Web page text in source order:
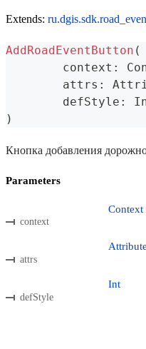
Extends:
AddRoadEventButton (
	context
:
	attrs
:
	defStyle
:
)
Кнопка добавления
Parameters
context
Context
attrs
defStyle
Int